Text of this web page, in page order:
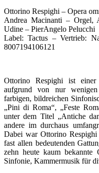
Ottorino Respighi – Opera
Andrea Macinanti – Orgel,
Udine – PierAngelo Pelucchi
Label: Tactus – Vertrieb:
8007194106121
Ottorino Respighi ist
aufgrund von nur
farbigen, bildreichen
„Pini di Roma“, „Feste
unter dem Titel „Antiche
andere im durchaus
Dabei war Ottorino
fast allen bedeutenden
zehn heute kaum bekannte
Sinfonie, Kammermusik für